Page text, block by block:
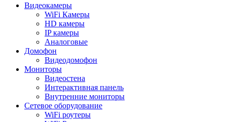
Видеокамеры
WiFi Камеры
HD камеры
IP камеры
Аналоговые
Домофон
Видеодомофон
Мониторы
Видеостена
Интерактивная панель
Внутренние мониторы
Сетевое оборудование
WiFi роутеры